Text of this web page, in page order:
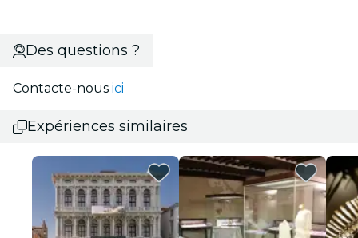
Des questions ?
Contacte-nous ici
Expériences similaires